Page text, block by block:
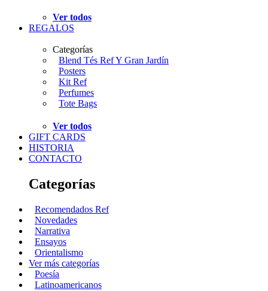
Ver todos
REGALOS
Categorías
Blend Tés Ref Y Gran Jardín
Posters
Kit Ref
Perfumes
Tote Bags
Ver todos
GIFT CARDS
HISTORIA
CONTACTO
Categorías
Recomendados Ref
Novedades
Narrativa
Ensayos
Orientalismo
Ver más categorías
Poesía
Latinoamericanos